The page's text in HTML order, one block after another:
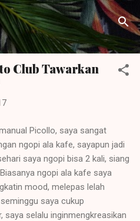
konten utama
Club Tawarkan
Picollo, saya sangat
ngopi ala kafe, sayapun jadi
saya ngopi bisa 2 kali, siang
ngopi ala kafe saya
mood, melepas lelah
saya cukup
saya selalu inginmengkreasikan